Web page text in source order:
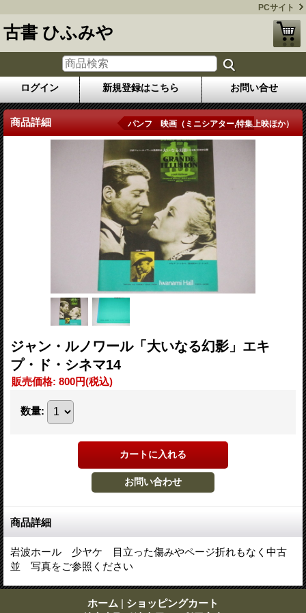
PCサイト
古書 ひふみや
ログイン 新規登録はこちら お問い合せ
商品詳細 パンフ 映画（ミニシアター,特集上映ほか）
ジャン・ルノワール「大いなる幻影」エキ
プ・ド・シネマ14
販売価格: 800円(税込)
数量:
商品詳細
岩波ホール 少ヤケ 目立った傷みやページ折れもなく中古
並 写真をご参照ください
ホーム | ショッピングカート